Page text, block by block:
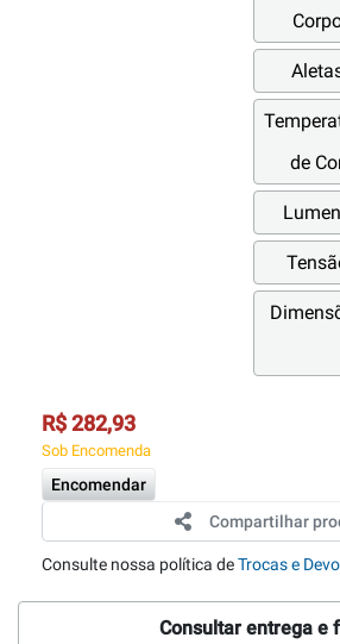
de
R$ 282,93
Sob Encomenda
Encomendar
Compartilhar
Consulte nossa política deTrocas e
Consultar entrega e